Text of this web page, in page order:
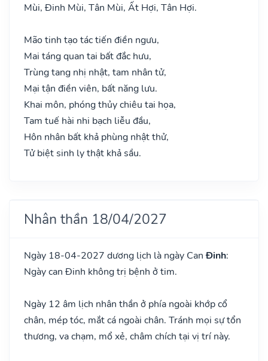
Mùi, Đinh Mùi, Tân Mùi, Ất Hợi, Tân Hợi.
Mão tinh tạo tác tiến điền ngưu,
Mai táng quan tai bất đắc hưu,
Trùng tang nhị nhật, tam nhân tử,
Mại tận điền viên, bất năng lưu.
Khai môn, phóng thủy chiêu tai họa,
Tam tuế hài nhi bạch liễu đầu,
Hôn nhân bất khả phùng nhật thử,
Tử biệt sinh ly thật khả sầu.
Nhân thần 18/04/2027
Ngày 18-04-2027 dương lịch là ngày CanĐinh:
Ngày can Đinh không trị bệnh ở tim.
Ngày 12 âm lịch nhân thần ở phía ngoài khớp cổ
chân, mép tóc, mắt cá ngoài chân. Tránh mọi sự tổn
thương, va chạm, mổ xẻ, châm chích tại vị trí này.